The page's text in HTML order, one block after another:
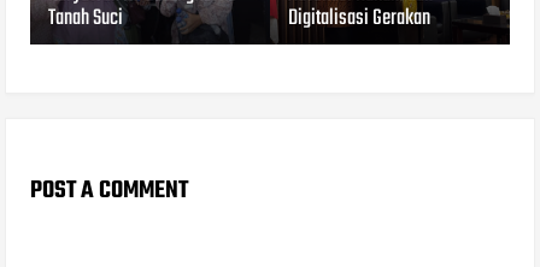
Tanah Suci Digitalisasi Gerakan
POST A COMMENT